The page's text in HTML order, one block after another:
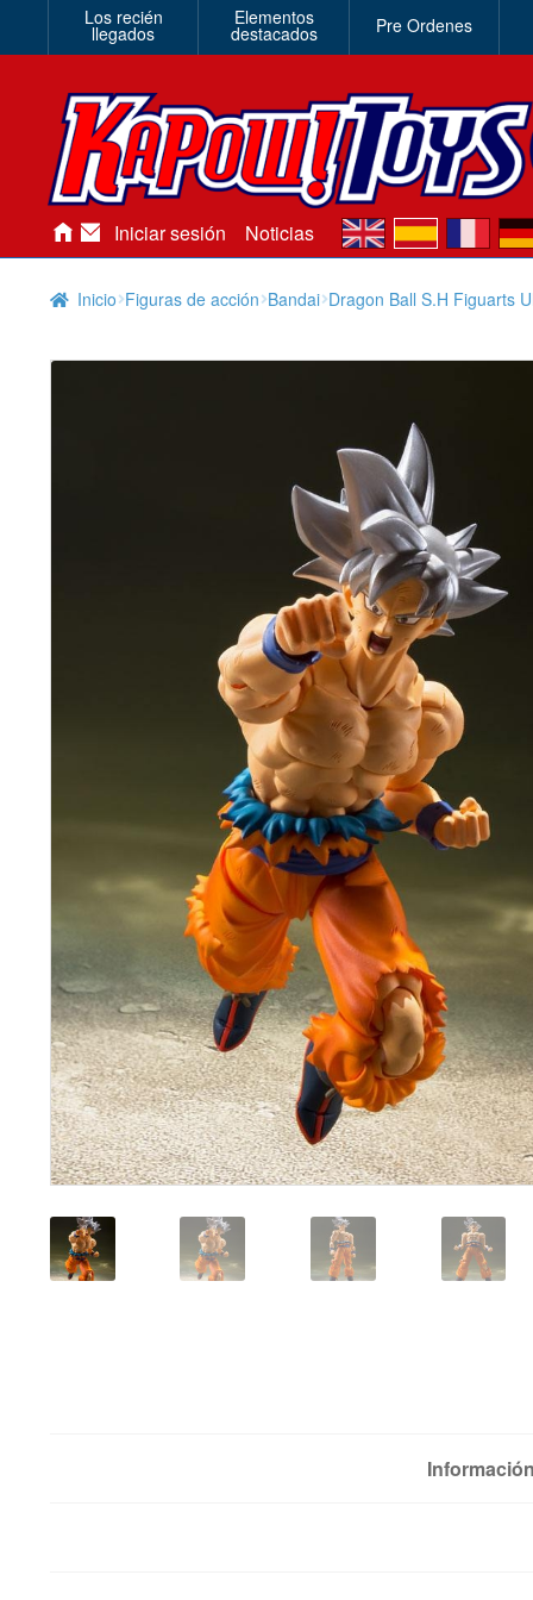
Los recién
llegados
Elementos
destacados Pre Ordenes
Iniciar sesión Noticias en es de
Inicio Figuras de acción Bandai Dragon Ball S.H Figuarts